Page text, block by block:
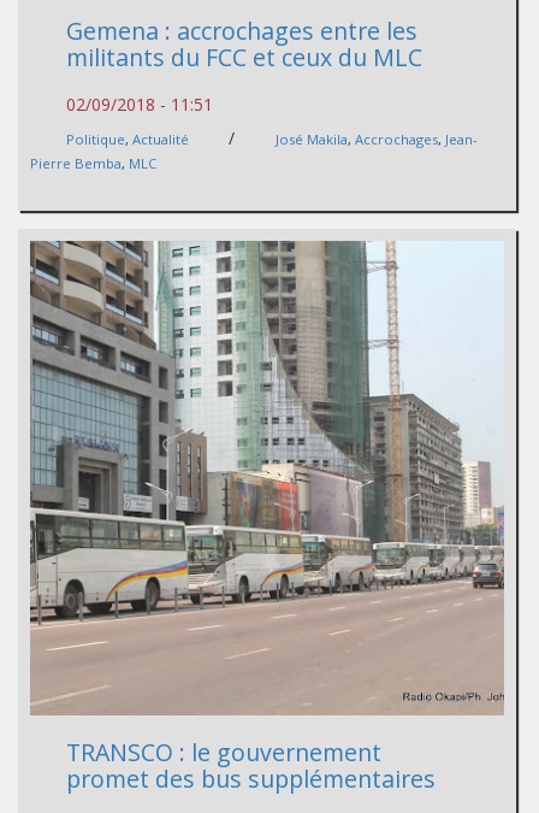
Gemena : accrochages entre les
militants du FCC et ceux du MLC
02/09/2018 - 11:51
Politique, Actualité / José Makila, Accrochages, Jean-
Pierre Bemba, MLC
TRANSCO : le gouvernement
promet des bus supplémentaires